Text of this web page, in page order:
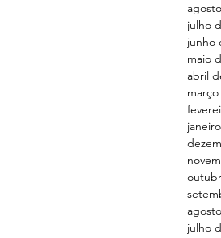
julho
junho
maio
abril
julho